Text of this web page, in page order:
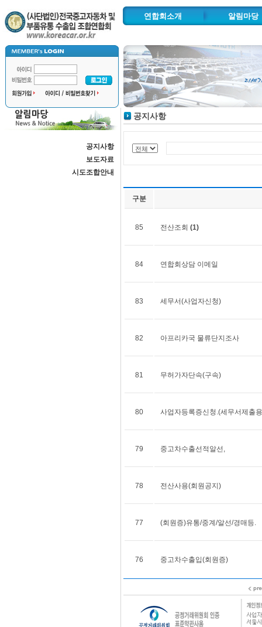
연합회소개
연혁 및 주요사업
추진사업
조직도
협력기관
자동차수출물류단지
알림마당
보도자료
시도조합안
공지사항
보도자료
시도조합안내
공지사항
구분
85 전산조회 (1)
84 연합회상담 이메일
83 세무서(사업자신청)
82 아프리카국 물류단지조사
81 무허가자단속(구속)
80 사업자등록증신청.(세무서제출
79 중고차수출선적알선,
78 전산사용(회원공지)
77 (회원증)유통/중계/알선/경매등.
76 중고차수출입(회원증)